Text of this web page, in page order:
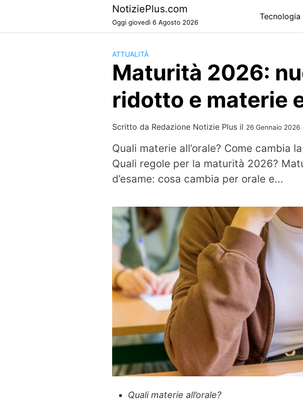
NotiziePlus.com
Oggi giovedì 6 Agosto 2026
Tecnologia
ATTUALITÀ
Maturità 2026:
ridotto e materie
Scritto da Redazione Notizie Plus il 26 Gennaio 2026
Quali materie all’orale? Come cambia
Quali regole per la maturità 2026?
d’esame: cosa cambia per orale e...
Quali materie all’orale?